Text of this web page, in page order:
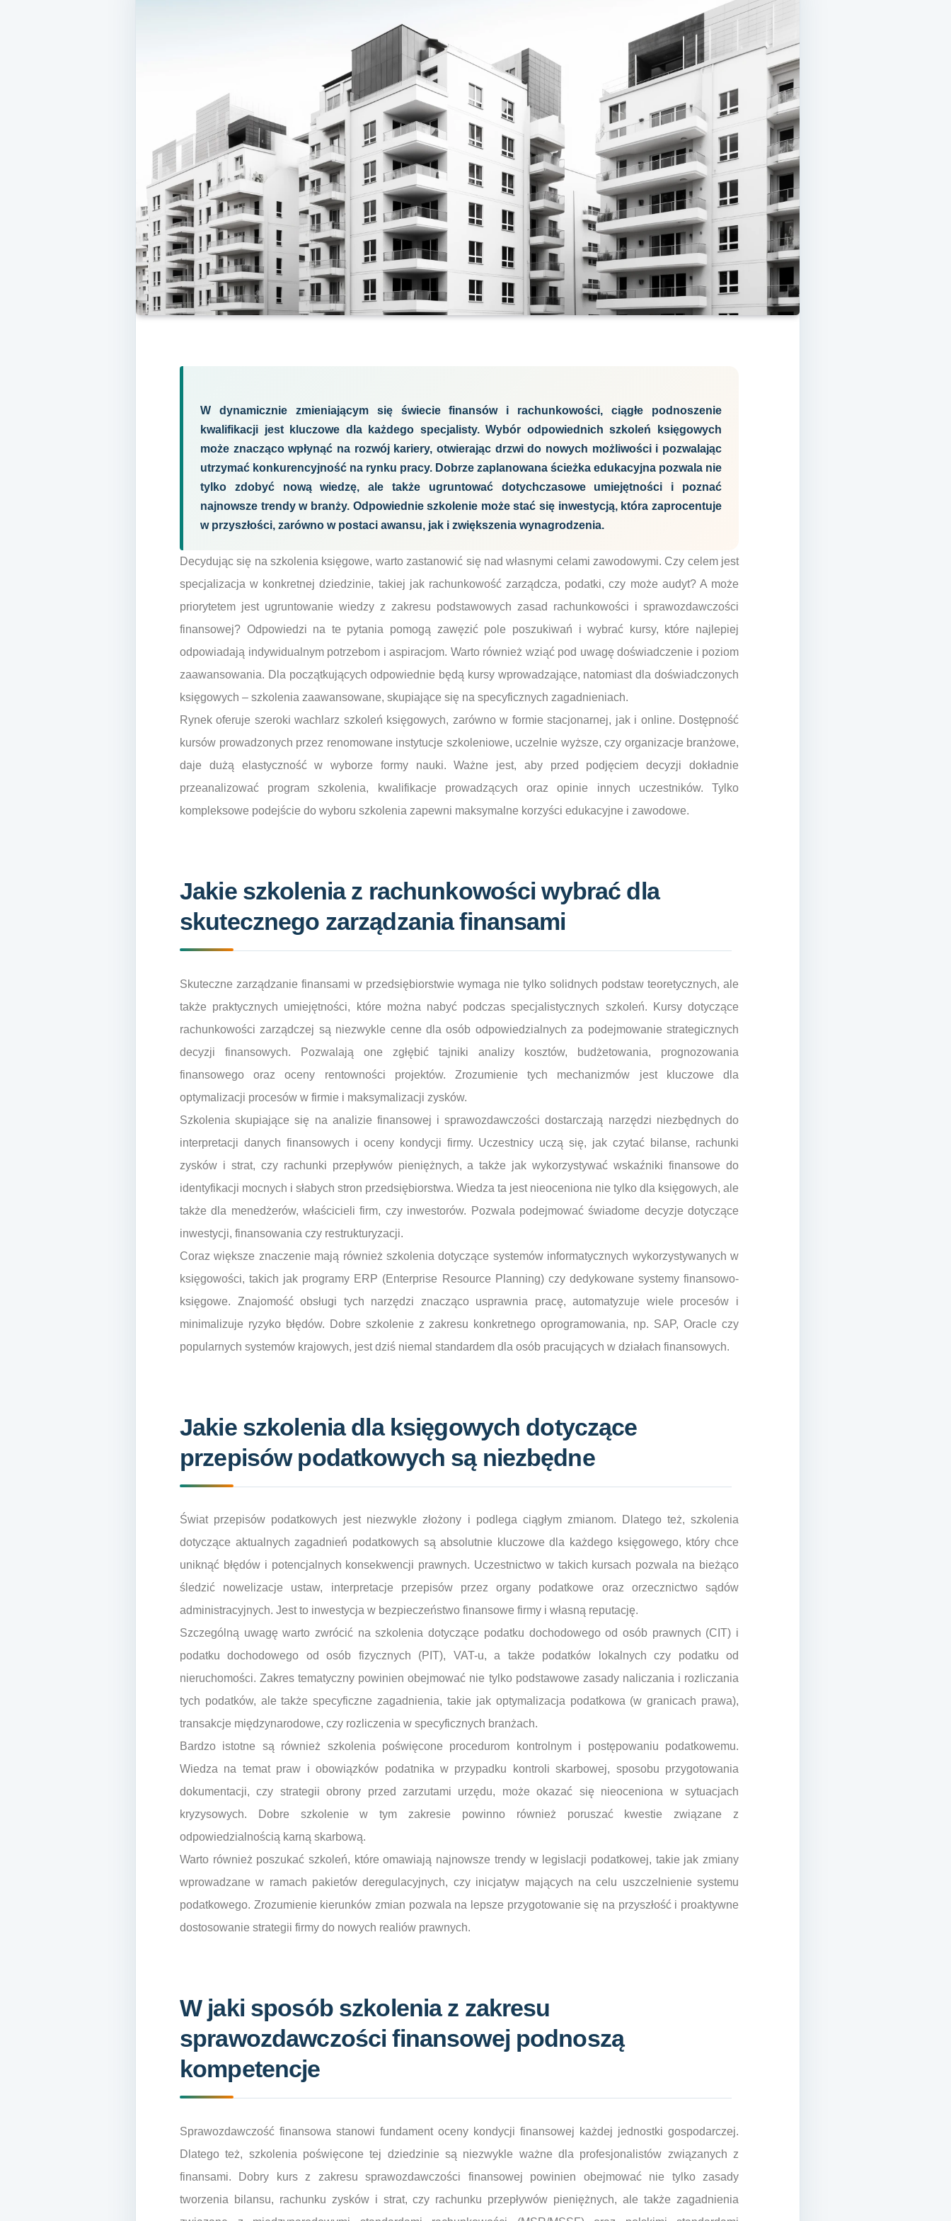
W dynamicznie zmieniającym się świecie finansów i rachunkowości, ciągłe podnoszenie
kwalifikacji jest kluczowe dla każdego specjalisty. Wybór odpowiednich szkoleń księgowych
może znacząco wpłynąć na rozwój kariery, otwierając drzwi do nowych możliwości i pozwalając
utrzymać konkurencyjność na rynku pracy. Dobrze zaplanowana ścieżka edukacyjna pozwala nie
tylko zdobyć nową wiedzę, ale także ugruntować dotychczasowe umiejętności i poznać
najnowsze trendy w branży. Odpowiednie szkolenie może stać się inwestycją, która zaprocentuje
w przyszłości, zarówno w postaci awansu, jak i zwiększenia wynagrodzenia.
Decydując się na szkolenia księgowe, warto zastanowić się nad własnymi celami zawodowymi. Czy celem jest
specjalizacja w konkretnej dziedzinie, takiej jak rachunkowość zarządcza, podatki, czy może audyt? A może
priorytetem jest ugruntowanie wiedzy z zakresu podstawowych zasad rachunkowości i sprawozdawczości
finansowej? Odpowiedzi na te pytania pomogą zawęzić pole poszukiwań i wybrać kursy, które najlepiej
odpowiadają indywidualnym potrzebom i aspiracjom. Warto również wziąć pod uwagę doświadczenie i poziom
zaawansowania. Dla początkujących odpowiednie będą kursy wprowadzające, natomiast dla doświadczonych
księgowych – szkolenia zaawansowane, skupiające się na specyficznych zagadnieniach.
Rynek oferuje szeroki wachlarz szkoleń księgowych, zarówno w formie stacjonarnej, jak i online. Dostępność
kursów prowadzonych przez renomowane instytucje szkoleniowe, uczelnie wyższe, czy organizacje branżowe,
daje dużą elastyczność w wyborze formy nauki. Ważne jest, aby przed podjęciem decyzji dokładnie
przeanalizować program szkolenia, kwalifikacje prowadzących oraz opinie innych uczestników. Tylko
kompleksowe podejście do wyboru szkolenia zapewni maksymalne korzyści edukacyjne i zawodowe.
Jakie szkolenia z rachunkowości wybrać dla
skutecznego zarządzania finansami
Skuteczne zarządzanie finansami w przedsiębiorstwie wymaga nie tylko solidnych podstaw teoretycznych, ale
także praktycznych umiejętności, które można nabyć podczas specjalistycznych szkoleń. Kursy dotyczące
rachunkowości zarządczej są niezwykle cenne dla osób odpowiedzialnych za podejmowanie strategicznych
decyzji finansowych. Pozwalają one zgłębić tajniki analizy kosztów, budżetowania, prognozowania
finansowego oraz oceny rentowności projektów. Zrozumienie tych mechanizmów jest kluczowe dla
optymalizacji procesów w firmie i maksymalizacji zysków.
Szkolenia skupiające się na analizie finansowej i sprawozdawczości dostarczają narzędzi niezbędnych do
interpretacji danych finansowych i oceny kondycji firmy. Uczestnicy uczą się, jak czytać bilanse, rachunki
zysków i strat, czy rachunki przepływów pieniężnych, a także jak wykorzystywać wskaźniki finansowe do
identyfikacji mocnych i słabych stron przedsiębiorstwa. Wiedza ta jest nieoceniona nie tylko dla księgowych, ale
także dla menedżerów, właścicieli firm, czy inwestorów. Pozwala podejmować świadome decyzje dotyczące
inwestycji, finansowania czy restrukturyzacji.
Coraz większe znaczenie mają również szkolenia dotyczące systemów informatycznych wykorzystywanych w
księgowości, takich jak programy ERP (Enterprise Resource Planning) czy dedykowane systemy finansowo-
księgowe. Znajomość obsługi tych narzędzi znacząco usprawnia pracę, automatyzuje wiele procesów i
minimalizuje ryzyko błędów. Dobre szkolenie z zakresu konkretnego oprogramowania, np. SAP, Oracle czy
popularnych systemów krajowych, jest dziś niemal standardem dla osób pracujących w działach finansowych.
Jakie szkolenia dla księgowych dotyczące
przepisów podatkowych są niezbędne
Świat przepisów podatkowych jest niezwykle złożony i podlega ciągłym zmianom. Dlatego też, szkolenia
dotyczące aktualnych zagadnień podatkowych są absolutnie kluczowe dla każdego księgowego, który chce
uniknąć błędów i potencjalnych konsekwencji prawnych. Uczestnictwo w takich kursach pozwala na bieżąco
śledzić nowelizacje ustaw, interpretacje przepisów przez organy podatkowe oraz orzecznictwo sądów
administracyjnych. Jest to inwestycja w bezpieczeństwo finansowe firmy i własną reputację.
Szczególną uwagę warto zwrócić na szkolenia dotyczące podatku dochodowego od osób prawnych (CIT) i
podatku dochodowego od osób fizycznych (PIT), VAT-u, a także podatków lokalnych czy podatku od
nieruchomości. Zakres tematyczny powinien obejmować nie tylko podstawowe zasady naliczania i rozliczania
tych podatków, ale także specyficzne zagadnienia, takie jak optymalizacja podatkowa (w granicach prawa),
transakcje międzynarodowe, czy rozliczenia w specyficznych branżach.
Bardzo istotne są również szkolenia poświęcone procedurom kontrolnym i postępowaniu podatkowemu.
Wiedza na temat praw i obowiązków podatnika w przypadku kontroli skarbowej, sposobu przygotowania
dokumentacji, czy strategii obrony przed zarzutami urzędu, może okazać się nieoceniona w sytuacjach
kryzysowych. Dobre szkolenie w tym zakresie powinno również poruszać kwestie związane z
odpowiedzialnością karną skarbową.
Warto również poszukać szkoleń, które omawiają najnowsze trendy w legislacji podatkowej, takie jak zmiany
wprowadzane w ramach pakietów deregulacyjnych, czy inicjatyw mających na celu uszczelnienie systemu
podatkowego. Zrozumienie kierunków zmian pozwala na lepsze przygotowanie się na przyszłość i proaktywne
dostosowanie strategii firmy do nowych realiów prawnych.
W jaki sposób szkolenia z zakresu
sprawozdawczości finansowej podnoszą
kompetencje
Sprawozdawczość finansowa stanowi fundament oceny kondycji finansowej każdej jednostki gospodarczej.
Dlatego też, szkolenia poświęcone tej dziedzinie są niezwykle ważne dla profesjonalistów związanych z
finansami. Dobry kurs z zakresu sprawozdawczości finansowej powinien obejmować nie tylko zasady
tworzenia bilansu, rachunku zysków i strat, czy rachunku przepływów pieniężnych, ale także zagadnienia